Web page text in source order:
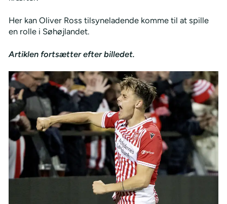
Her kan Oliver Ross tilsyneladende komme til at spille
en rolle i Søhøjlandet.
Artiklen fortsætter efter billedet.